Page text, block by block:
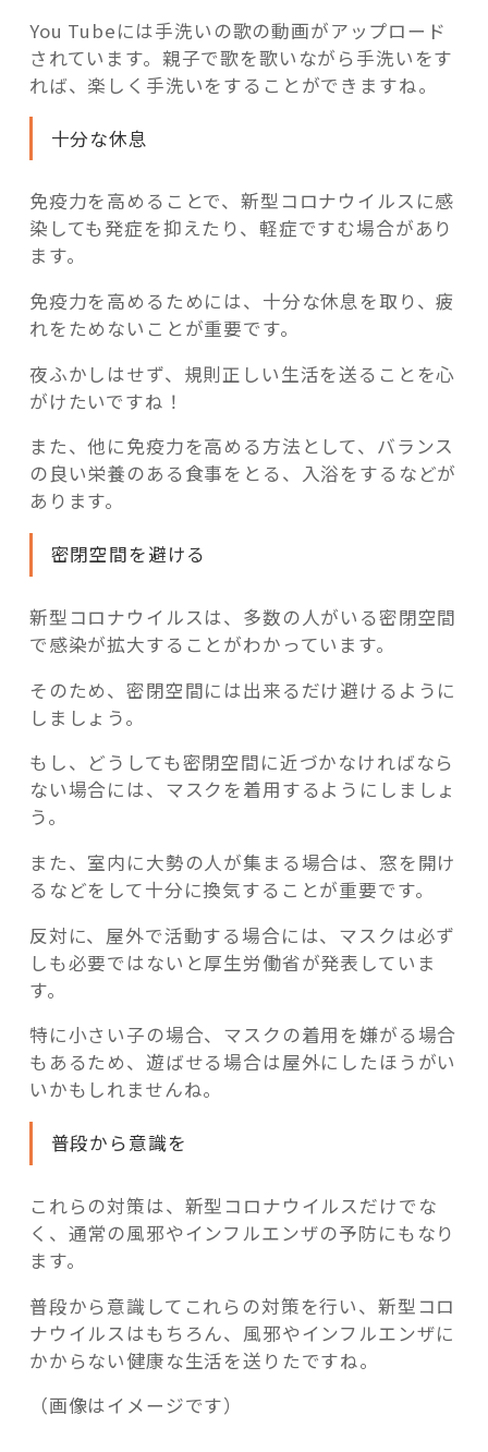
You Tubeには手洗いの歌の動画がアップロード
されています。親子で歌を歌いながら手洗いをす
れば、楽しく手洗いをすることができますね。
十分な休息
免疫力を高めることで、新型コロナウイルスに感
染しても発症を抑えたり、軽症ですむ場合があり
ます。
免疫力を高めるためには、十分な休息を取り、疲
れをためないことが重要です。
夜ふかしはせず、規則正しい生活を送ることを心
がけたいですね！
また、他に免疫力を高める方法として、バランス
の良い栄養のある食事をとる、入浴をするなどが
あります。
密閉空間を避ける
新型コロナウイルスは、多数の人がいる密閉空間
で感染が拡大することがわかっています。
そのため、密閉空間には出来るだけ避けるように
しましょう。
もし、どうしても密閉空間に近づかなければなら
ない場合には、マスクを着用するようにしましょ
う。
また、室内に大勢の人が集まる場合は、窓を開け
るなどをして十分に換気することが重要です。
反対に、屋外で活動する場合には、マスクは必ず
しも必要ではないと厚生労働省が発表していま
す。
特に小さい子の場合、マスクの着用を嫌がる場合
もあるため、遊ばせる場合は屋外にしたほうがい
いかもしれませんね。
普段から意識を
これらの対策は、新型コロナウイルスだけでな
く、通常の風邪やインフルエンザの予防にもなり
ます。
普段から意識してこれらの対策を行い、新型コロ
ナウイルスはもちろん、風邪やインフルエンザに
かからない健康な生活を送りたですね。
（画像はイメージです）